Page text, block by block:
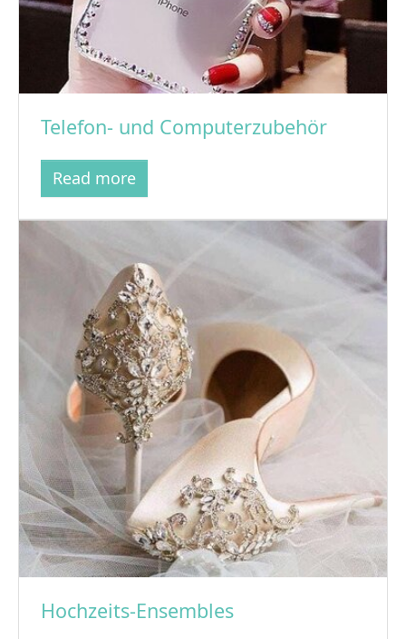
Telefon- und Computerzubehör
Read more
Hochzeits-Ensembles